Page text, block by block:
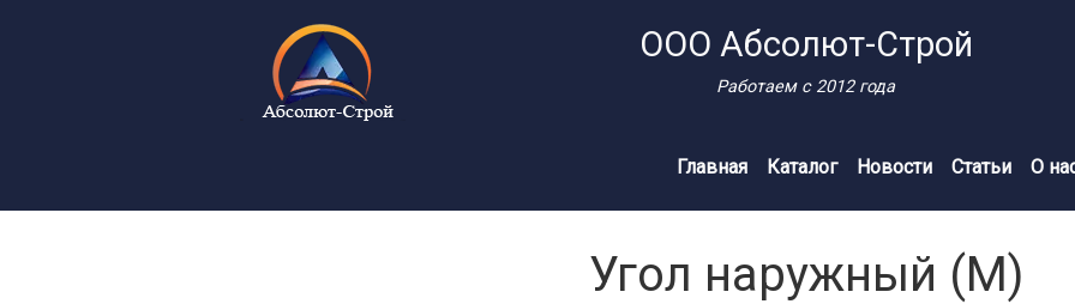
ООО Абсолют-Строй
Работаем с 2012 года
Главная Каталог Новости Статьи О
Угол наружный (М)